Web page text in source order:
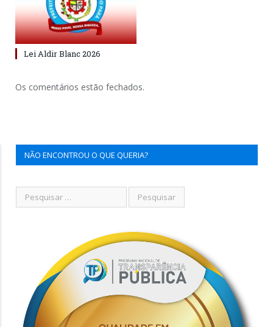
Lei Aldir Blanc 2026
Os comentários estão fechados.
NÃO ENCONTROU O QUE QUERIA?